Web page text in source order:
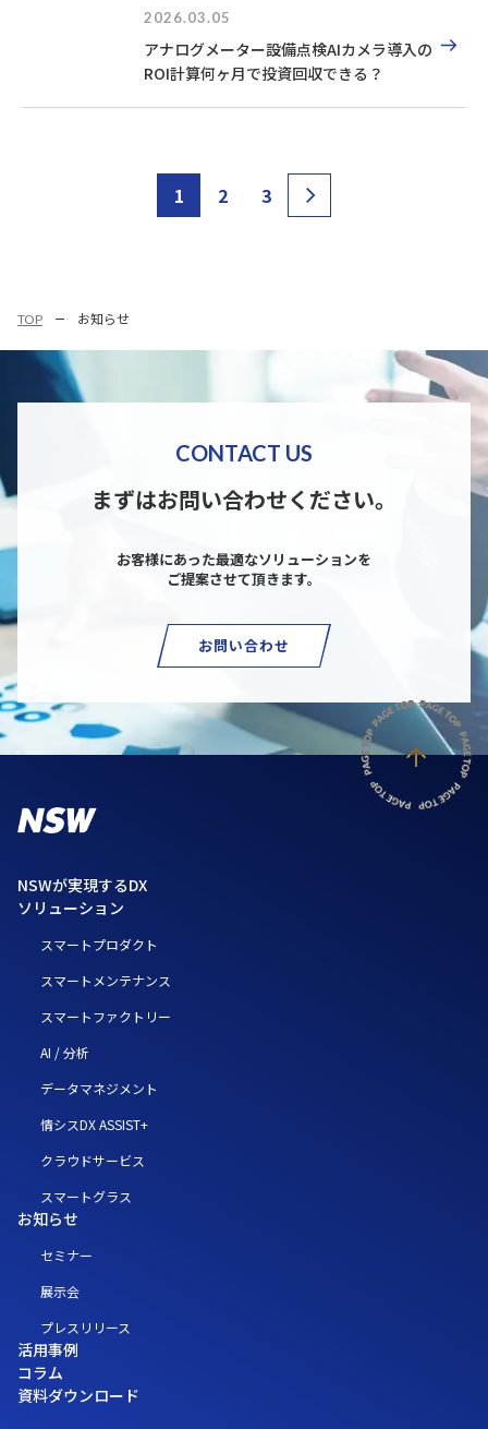
2026.03.05
アナログメーター設備点検AIカメラ導入の
ROI計算何ヶ月で投資回収できる？
1 2 3
TOP お知らせ
CONTACT US
まずはお問い合わせください。
お客様にあった最適なソリューションを
ご提案させて頂きます。
お問い合わせ
NSWが実現するDX
ソリューション
スマートプロダクト
スマートメンテナンス
スマートファクトリー
AI / 分析
データマネジメント
情シスDX ASSIST+
クラウドサービス
スマートグラス
お知らせ
セミナー
展示会
プレスリリース
活用事例
コラム
資料ダウンロード